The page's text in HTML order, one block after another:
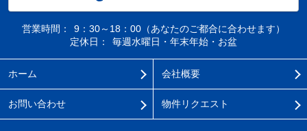
営業時間：
9：30～18：00（あなたのご都合に合わせます）
定休日：
毎週水曜日・年末年始・お盆
ホーム 会社概要
お問い合わせ 物件リクエスト